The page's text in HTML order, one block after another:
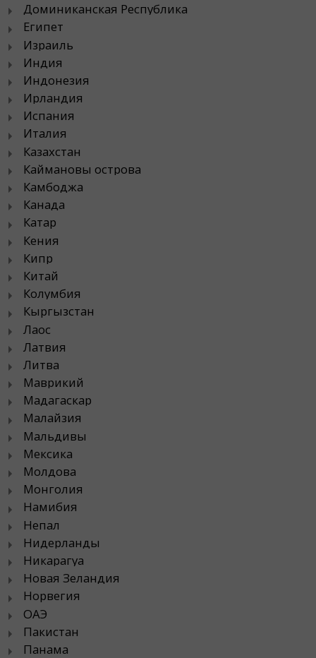
Доминиканская Республика
Египет
Израиль
Индия
Индонезия
Ирландия
Испания
Италия
Казахстан
Каймановы острова
Камбоджа
Канада
Катар
Кения
Кипр
Китай
Колумбия
Кыргызстан
Лаос
Латвия
Литва
Маврикий
Мадагаскар
Малайзия
Мальдивы
Мексика
Молдова
Монголия
Намибия
Непал
Нидерланды
Никарагуа
Новая Зеландия
Норвегия
ОАЭ
Пакистан
Панама